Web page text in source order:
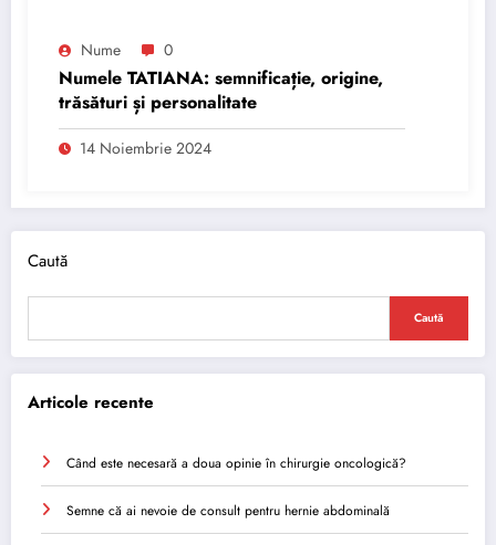
Nume 0
Numele TATIANA: semnificație, origine,
trăsături și personalitate
14 Noiembrie 2024
Caută
Caută
Articole recente
Când este necesară a doua opinie în chirurgie oncologică?
Semne că ai nevoie de consult pentru hernie abdominală